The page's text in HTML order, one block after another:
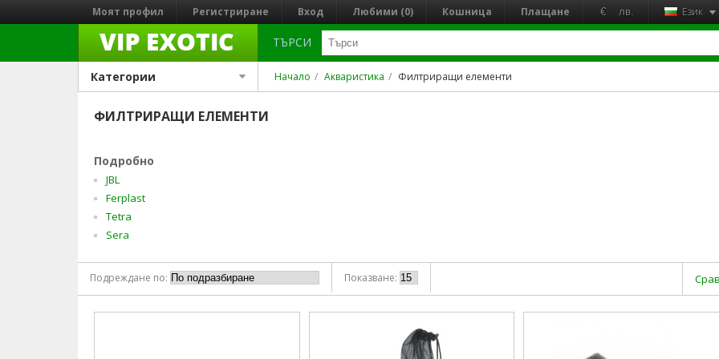
Моят профил Регистриране Вход Любими (0) Кошница Плащане € лв. Език
ТЪРСИ
Категории Начало Акваристика Филтриращи елементи
ФИЛТРИРАЩИ ЕЛЕМЕНТИ
Подробно
JBL
Ferplast
Tetra
Sera
Подреждане по: Показване: